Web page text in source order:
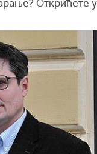
Открићете